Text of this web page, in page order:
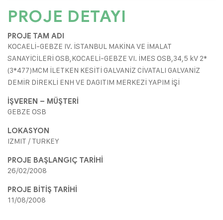
PROJE DETAYI
PROJE TAM ADI
KOCAELİ-GEBZE IV. İSTANBUL MAKİNA VE İMALAT
SANAYİCİLERİ OSB,KOCAELİ-GEBZE VI. İMES OSB,34,5 kV 2*
(3*477)MCM İLETKEN KESİTİ GALVANİZ CİVATALI GALVANİZ
DEMİR DİREKLİ ENH VE DAGITIM MERKEZİ YAPIM İŞİ
İŞVEREN – MÜŞTERİ
GEBZE OSB
LOKASYON
IZMIT / TURKEY
PROJE BAŞLANGIÇ TARİHİ
26/02/2008
PROJE BİTİŞ TARİHİ
11/08/2008